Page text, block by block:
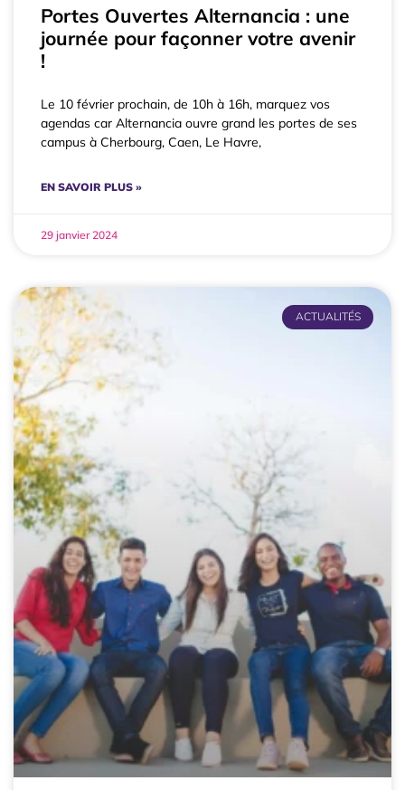
Portes Ouvertes Alternancia : une
journée pour façonner votre avenir
!
Le 10 février prochain, de 10h à 16h, marquez vos
agendas car Alternancia ouvre grand les portes de ses
campus à Cherbourg, Caen, Le Havre,
EN SAVOIR PLUS »
29 janvier 2024
ACTUALITÉS